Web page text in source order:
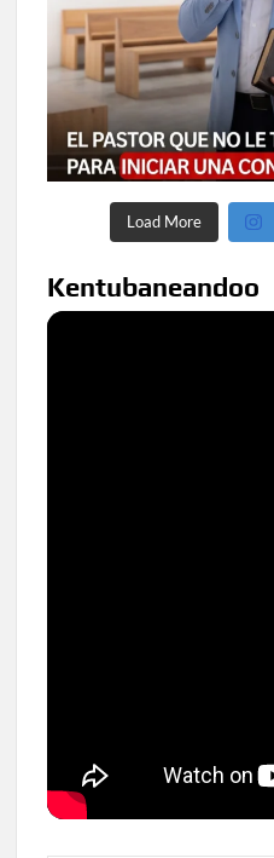
Load More
Kentubaneandoo